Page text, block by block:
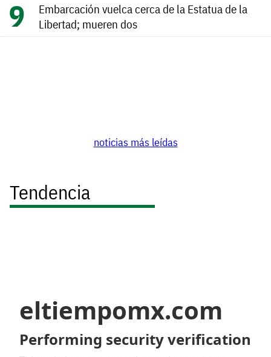
Embarcación vuelca cerca de la Estatua de la
Libertad; mueren dos
noticias más leídas
Tendencia